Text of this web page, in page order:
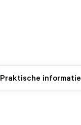
Praktische informatie